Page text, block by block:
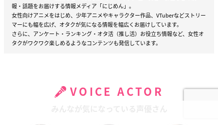
報・話題をお届けする情報メディア「にじめん」。
女性向けアニメをはじめ、少年アニメやキャラクター作品、VTuberなどストリー
マーにも幅を広げ、オタクが気になる情報を幅広くお届けしています。
さらに、アンケート・ランキング・オタ活（推し活）お役立ち情報など、女性オ
タクがワクワク楽しめるようなコンテンツも発信しています。
VOICE ACTOR